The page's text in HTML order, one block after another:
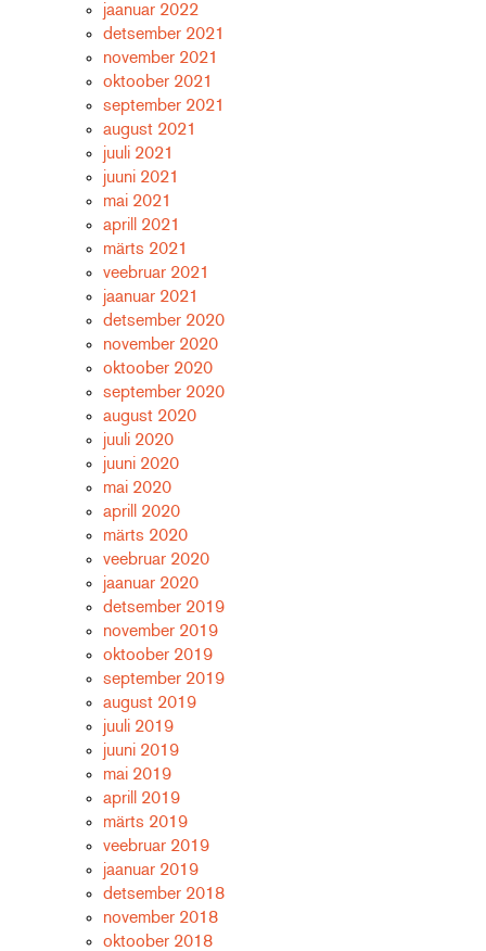
jaanuar 2022
detsember 2021
november 2021
oktoober 2021
september 2021
august 2021
juuli 2021
juuni 2021
mai 2021
aprill 2021
märts 2021
veebruar 2021
jaanuar 2021
detsember 2020
november 2020
oktoober 2020
september 2020
august 2020
juuli 2020
juuni 2020
mai 2020
aprill 2020
märts 2020
veebruar 2020
jaanuar 2020
detsember 2019
november 2019
oktoober 2019
september 2019
august 2019
juuli 2019
juuni 2019
mai 2019
aprill 2019
märts 2019
veebruar 2019
jaanuar 2019
detsember 2018
november 2018
oktoober 2018